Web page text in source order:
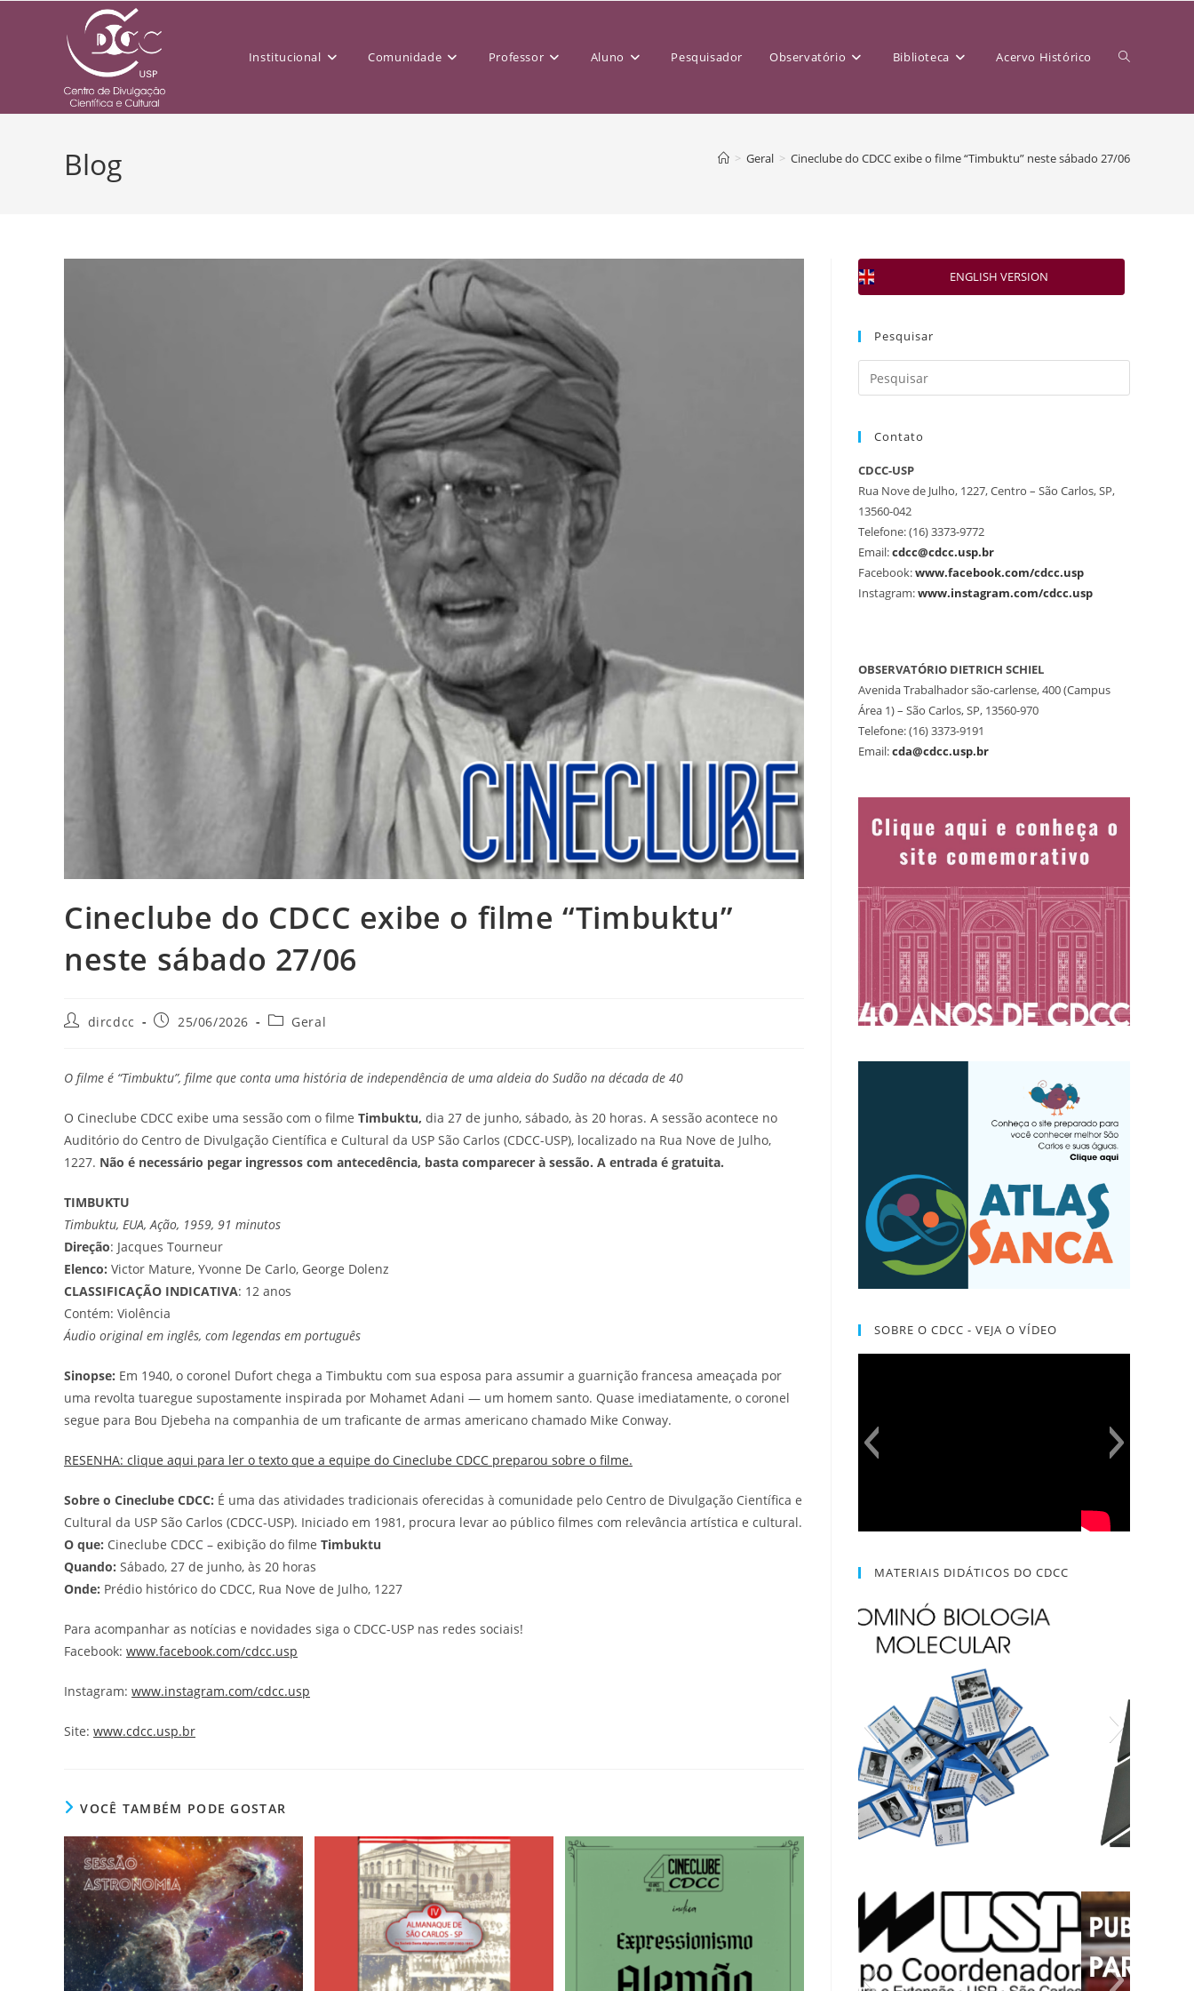
Institucional Comunidade Professor Aluno Pesquisador Observatório Biblioteca Acervo Histórico
Blog > Geral > Cineclube do CDCC exibe o filme “Timbuktu” neste sábado 27/06
Cineclube do CDCC exibe o filme “Timbuktu”
neste sábado 27/06
dircdcc 25/06/2026 Geral
O filme é “Timbuktu”, filme que conta uma história de independência de uma aldeia do Sudão na década de 40
O Cineclube CDCC exibe uma sessão com o filme Timbuktu, dia 27 de junho, sábado, às 20 horas. A sessão acontece no
Auditório do Centro de Divulgação Científica e Cultural da USP São Carlos (CDCC-USP), localizado na Rua Nove de Julho,
1227. Não é necessário pegar ingressos com antecedência, basta comparecer à sessão. A entrada é gratuita.
TIMBUKTU
Timbuktu, EUA, Ação, 1959, 91 minutos
Direção: Jacques Tourneur
Elenco: Victor Mature, Yvonne De Carlo, George Dolenz
CLASSIFICAÇÃO INDICATIVA: 12 anos
Contém: Violência
Áudio original em inglês, com legendas em português
Sinopse: Em 1940, o coronel Dufort chega a Timbuktu com sua esposa para assumir a guarnição francesa ameaçada por
uma revolta tuaregue supostamente inspirada por Mohamet Adani — um homem santo. Quase imediatamente, o coronel
segue para Bou Djebeha na companhia de um traficante de armas americano chamado Mike Conway.
RESENHA: clique aqui para ler o texto que a equipe do Cineclube CDCC preparou sobre o filme.
Sobre o Cineclube CDCC: É uma das atividades tradicionais oferecidas à comunidade pelo Centro de Divulgação Científica e
Cultural da USP São Carlos (CDCC-USP). Iniciado em 1981, procura levar ao público filmes com relevância artística e cultural.
O que: Cineclube CDCC – exibição do filme Timbuktu
Quando: Sábado, 27 de junho, às 20 horas
Onde: Prédio histórico do CDCC, Rua Nove de Julho, 1227
Para acompanhar as notícias e novidades siga o CDCC-USP nas redes sociais!
Facebook: www.facebook.com/cdcc.usp
Instagram: www.instagram.com/cdcc.usp
Site: www.cdcc.usp.br
VOCÊ TAMBÉM PODE GOSTAR
ENGLISH VERSION
Pesquisar
Contato
CDCC-USP
Rua Nove de Julho, 1227, Centro – São Carlos, SP,
13560-042
Telefone: (16) 3373-9772
Email:cdcc@cdcc.usp.br
Facebook:www.facebook.com/cdcc.usp
Instagram:www.instagram.com/cdcc.usp
OBSERVATÓRIO DIETRICH SCHIEL
Avenida Trabalhador são-carlense, 400 (Campus
Área 1) – São Carlos, SP, 13560-970
Telefone: (16) 3373-9191
Email:cda@cdcc.usp.br
SOBRE O CDCC - VEJA O VÍDEO
MATERIAIS DIDÁTICOS DO CDCC